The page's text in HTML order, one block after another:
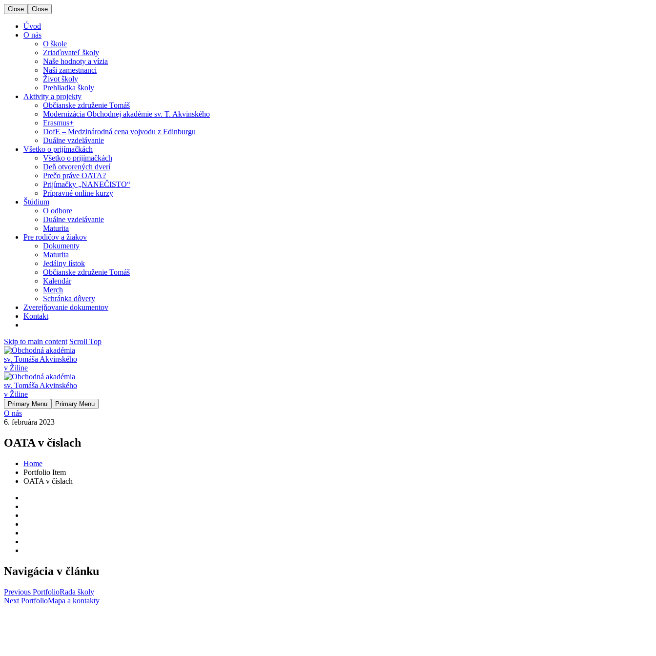
Close Close
Úvod
O nás
O škole
Zriaďovateľ školy
Naše hodnoty a vízia
Naši zamestnanci
Život školy
Prehliadka školy
Aktivity a projekty
Občianske združenie Tomáš
Modernizácia Obchodnej akadémie sv. T. Akvinského
Erasmus+
DofE – Medzinárodná cena vojvodu z Edinburgu
Duálne vzdelávanie
Všetko o prijímačkách
Všetko o prijímačkách
Deň otvorených dverí
Prečo práve OATA?
Prijímačky „NANEČISTO“
Prípravné online kurzy
Štúdium
O odbore
Duálne vzdelávanie
Maturita
Pre rodičov a žiakov
Dokumenty
Maturita
Jedálny lístok
Občianske združenie Tomáš
Kalendár
Merch
Schránka dôvery
Zverejňovanie dokumentov
Kontakt
Skip to main content Scroll Top
Primary Menu Primary Menu
O nás
6. februára 2023
OATA v číslach
Home
Portfolio Item
OATA v číslach
Navigácia v článku
Previous PortfolioRada školy
Next PortfolioMapa a kontakty